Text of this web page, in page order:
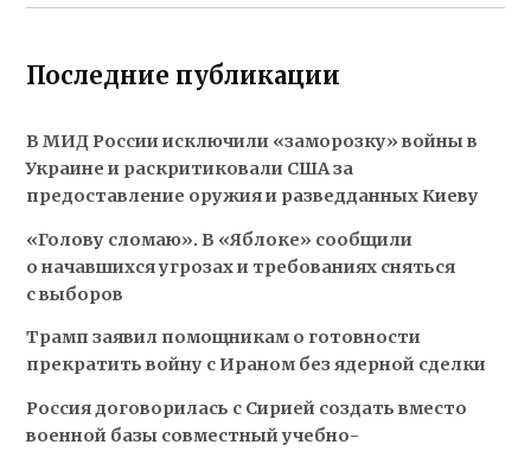
Последние публикации
В МИД России исключили «заморозку» войны в
Украине и раскритиковали США за
предоставление оружия и разведданных Киеву
«Голову сломаю». В «Яблоке» сообщили
о начавшихся угрозах и требованиях сняться
с выборов
Трамп заявил помощникам о готовности
прекратить войну с Ираном без ядерной сделки
Россия договорилась с Сирией создать вместо
военной базы совместный учебно-